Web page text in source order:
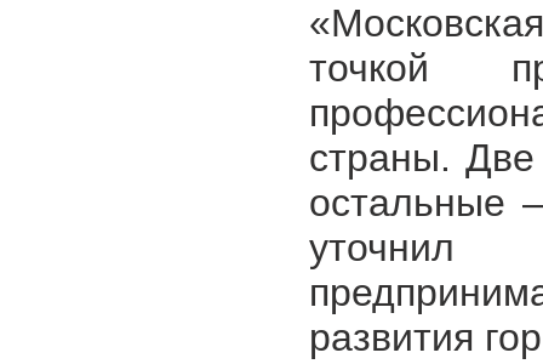
точкой
страны.
остальные
уточнил
развития